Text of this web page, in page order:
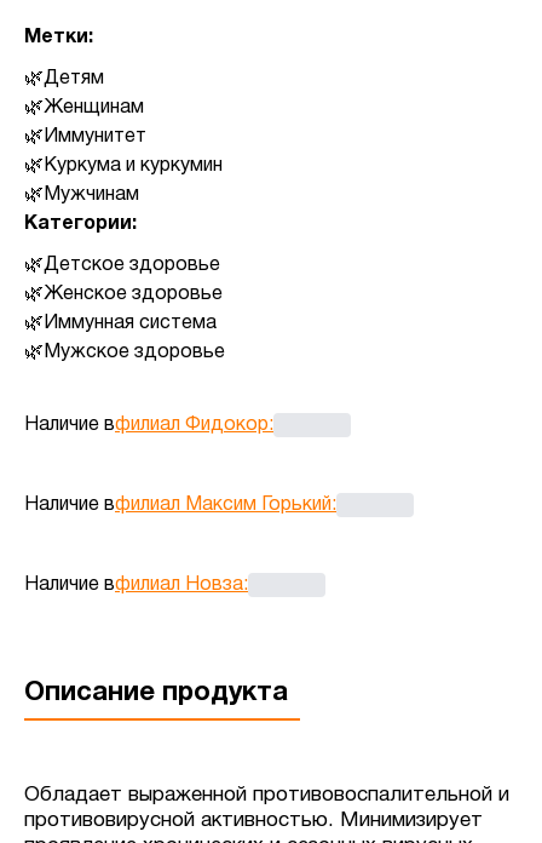
Метки:
Детям
Женщинам
Иммунитет
Куркума и куркумин
Мужчинам
Категории:
Детское здоровье
Женское здоровье
Иммунная система
Мужское здоровье
Наличие вфилиал Фидокор:
Наличие вфилиал Максим Горький:
Наличие вфилиал Новза:
Описание продукта
Обладает выраженной противовоспалительной и
противовирусной активностью. Минимизирует